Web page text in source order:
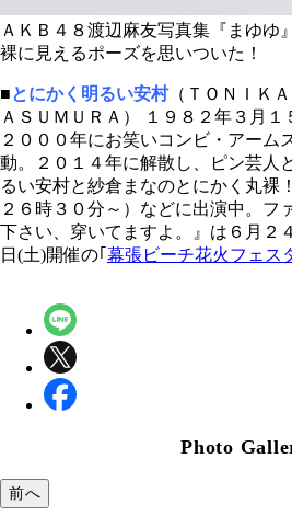
ＡＫＢ４８渡辺麻友写真集『まゆゆ
裸に見えるポーズを思いついた！
■とにかく明るい安村（ＴＯＮＩＫ
ＡＳＵＭＵＲＡ） １９８２年３月
２０００年にお笑いコンビ・アーム
動。２０１４年に解散し、ピン芸人
るい安村と紗倉まなのとにかく丸裸
２６時３０分～）などに出演中。フ
下さい、穿いてますよ。』は６月２
日(土)開催の｢ 幕張ビーチ花火フェス
Photo
前へ